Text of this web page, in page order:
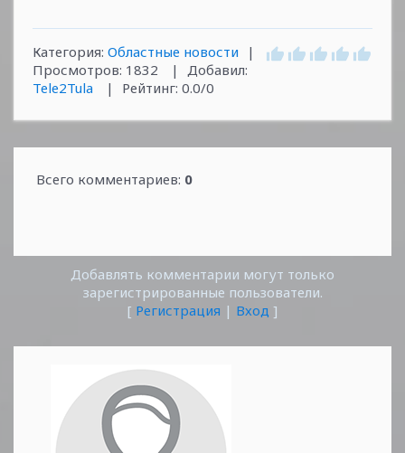
Категория: Областные новости
|
Просмотров: 1832 | Добавил:
Tele2Tula
| Рейтинг: 0.0/0
Всего комментариев: 0
Добавлять комментарии могут только
зарегистрированные пользователи.
[ Регистрация | Вход ]